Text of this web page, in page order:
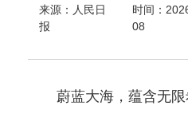
来源：人民日
报
时间：
08
蔚蓝大海，蕴含无限